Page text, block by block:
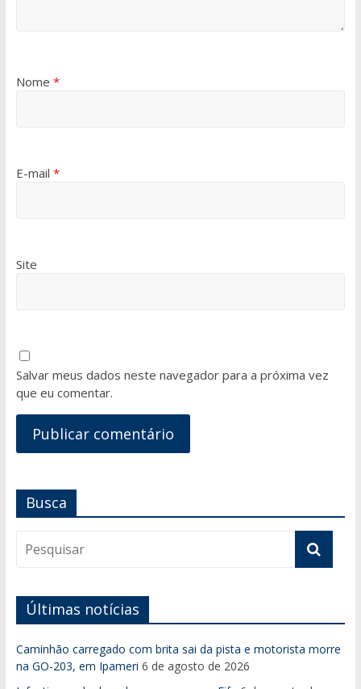
Nome *
E-mail *
Site
Salvar meus dados neste navegador para a próxima vez
que eu comentar.
Busca
Últimas notícias
Caminhão carregado com brita sai da pista e motorista morre
na GO-203, em Ipameri 6 de agosto de 2026